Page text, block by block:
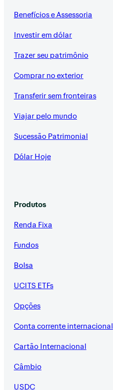
Benefícios e Assessoria
Investir em dólar
Trazer seu patrimônio
Comprar no exterior
Transferir sem fronteiras
Viajar pelo mundo
Sucessão Patrimonial
Dólar Hoje
Produtos
Renda Fixa
Fundos
Bolsa
UCITS ETFs
Opções
Conta corrente internacional
Cartão Internacional
Câmbio
USDC